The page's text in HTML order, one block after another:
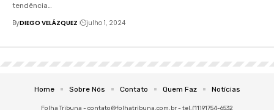
tendência…
ByDIEGO VELÁZQUEZ julho 1, 2024
Folha Tribuna - contato@folhatribuna.com.br- tel.(11)91754-6532
Home Sobre Nós Contato Quem Faz Notícias